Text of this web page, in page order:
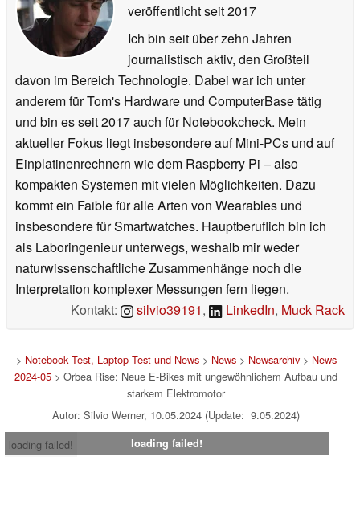
veröffentlichtseit 2017
Ich bin seit über zehn Jahren
journalistisch aktiv, den Großteil
davon im Bereich Technologie. Dabei war ich unter
anderem für Tom's Hardware und ComputerBase tätig
und bin es seit 2017 auch für Notebookcheck. Mein
aktueller Fokus liegt insbesondere auf Mini-PCs und auf
Einplatinenrechnern wie dem Raspberry Pi – also
kompakten Systemen mit vielen Möglichkeiten. Dazu
kommt ein Faible für alle Arten von Wearables und
insbesondere für Smartwatches. Hauptberuflich bin ich
als Laboringenieur unterwegs, weshalb mir weder
naturwissenschaftliche Zusammenhänge noch die
Interpretation komplexer Messungen fern liegen.
Kontakt:
silvio39191, LinkedIn, Muck Rack
> Notebook Test, Laptop Test und News> News> Newsarchiv> News
2024-05 > Orbea Rise: Neue E-Bikes mit ungewöhnlichem Aufbau und
starkem Elektromotor
Autor: Silvio Werner, 10.05.2024 (Update: 9.05.2024)
loading failed!
loading failed!